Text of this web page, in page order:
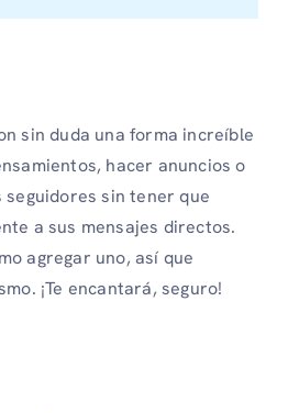
sin duda una forma increíble
hacer anuncios o
sin tener que
a sus mensajes directos.
agregar uno, así que
¡Te encantará, seguro!